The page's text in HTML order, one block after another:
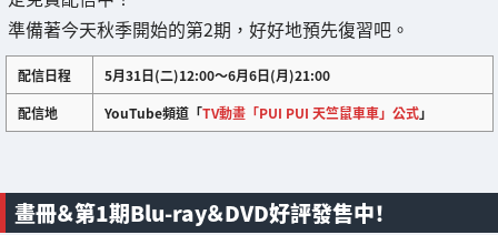
準備著今天秋季開始的第2期，好好地預先復習吧。
配信日程
5月31日(二)12:00～6月6日(月)21:00
配信地
YouTube頻道「TV動畫「PUI PUI 天竺鼠車車」公式」
畫冊＆第1期Blu-ray＆DVD好評發售中！